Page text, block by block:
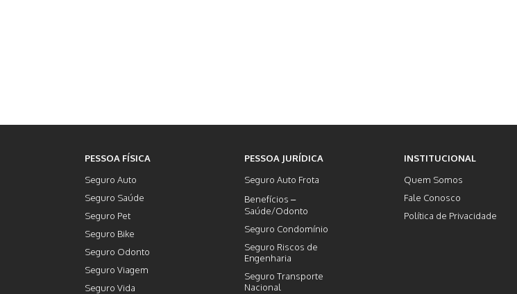
PESSOA FÍSICA
Seguro Auto
Seguro Saúde
Seguro Pet
Seguro Bike
Seguro Odonto
Seguro Viagem
Seguro Vida
PESSOA JURÍDICA
Seguro Auto Frota
Benefícios –
Saúde/Odonto
Seguro Condomínio
Seguro Riscos de
Engenharia
Seguro Transporte
Nacional
INSTITUCIONAL
Quem Somos
Fale Conosco
Política de Privacidade